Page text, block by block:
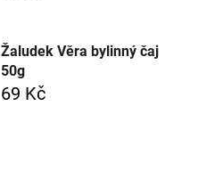
Žaludek Věra bylinný čaj
50g
69 Kč